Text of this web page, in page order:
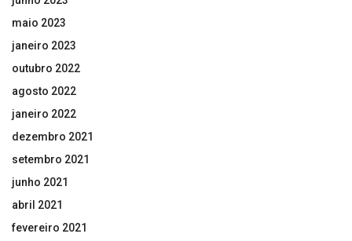
maio 2023
janeiro 2023
outubro 2022
agosto 2022
janeiro 2022
dezembro 2021
setembro 2021
junho 2021
abril 2021
fevereiro 2021